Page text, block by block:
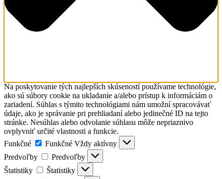
Na poskytovanie tých najlepších skúseností používame technológie,
ako sú súbory cookie na ukladanie a/alebo prístup k informáciám o
zariadení. Súhlas s týmito technológiami nám umožní spracovávať
údaje, ako je správanie pri prehliadaní alebo jedinečné ID na tejto
stránke. Nesúhlas alebo odvolanie súhlasu môže nepriaznivo
ovplyvniť určité vlastnosti a funkcie.
Funkčné
Funkčné Vždy aktívny
Predvoľby
Predvoľby
Štatistiky
Štatistiky